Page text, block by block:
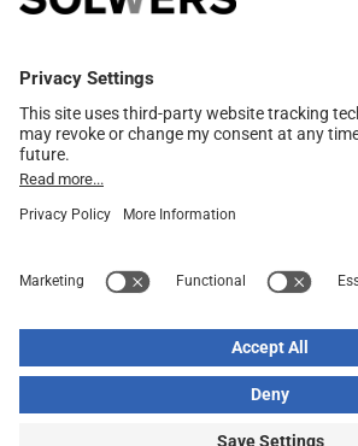
2 kerros.
02200 Espoo
YHTEISTYÖ